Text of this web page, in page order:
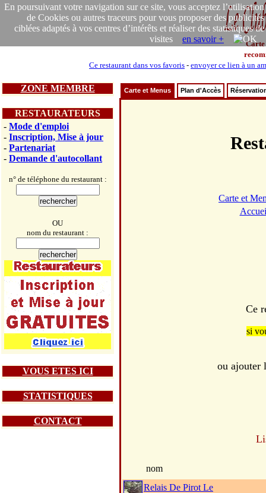
En poursuivant votre navigation sur ce site, vous acceptez l’utilisation
de Cookies ou autres traceurs pour vous proposer des publicités
ciblées adaptés à vos centres d’intérêts et réaliser des statistiques de
visites en savoir +
Carte
Ce restaurant dans vos favoris - envoyer ce lien à un
ZONE MEMBRE
RESTAURATEURS
- Mode d'emploi
- Inscription, Mise à jour
- Partenariat
- Demande d'autocollant
n° de téléphone du restaurant :
OU
nom du restaurant :
VOUS ETES ICI
STATISTIQUES
CONTACT
Carte et Menus Plan d'Accès
Carte et
Ce
si
ou ajouter
nom
Relais De Pirot Le